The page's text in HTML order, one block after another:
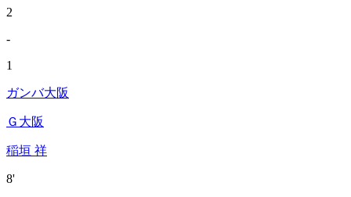
2
-
1
ガンバ大阪
Ｇ大阪
稲垣 祥
8'